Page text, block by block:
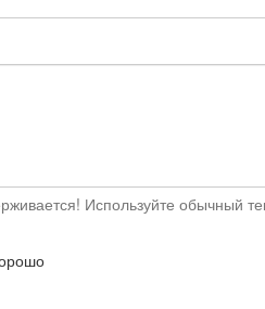
Используйте обычный